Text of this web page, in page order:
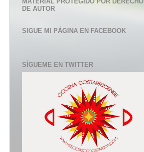
DE AUTOR
SIGUE MI PÁGINA EN FACEBOOK
SÍGUEME EN TWITTER